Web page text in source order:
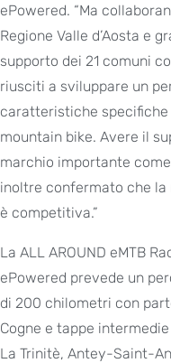
ePowered. “Ma
Regione Valle d’Aosta e
supporto dei 21 comuni
riusciti a sviluppare un
caratteristiche specifiche
mountain bike. Avere il
marchio importante
inoltre confermato che la
è competitiva.”
La ALL AROUND eMTB
ePowered prevede un
di 200 chilometri con
Cogne e tappe
La Trinitè, Antey-Saint-